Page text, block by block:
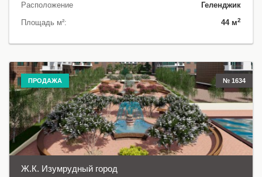
Расположение
Геленджик
Площадь м²:
44 м2
ПРОДАЖА № 1634
Ж.К. Изумрудный город